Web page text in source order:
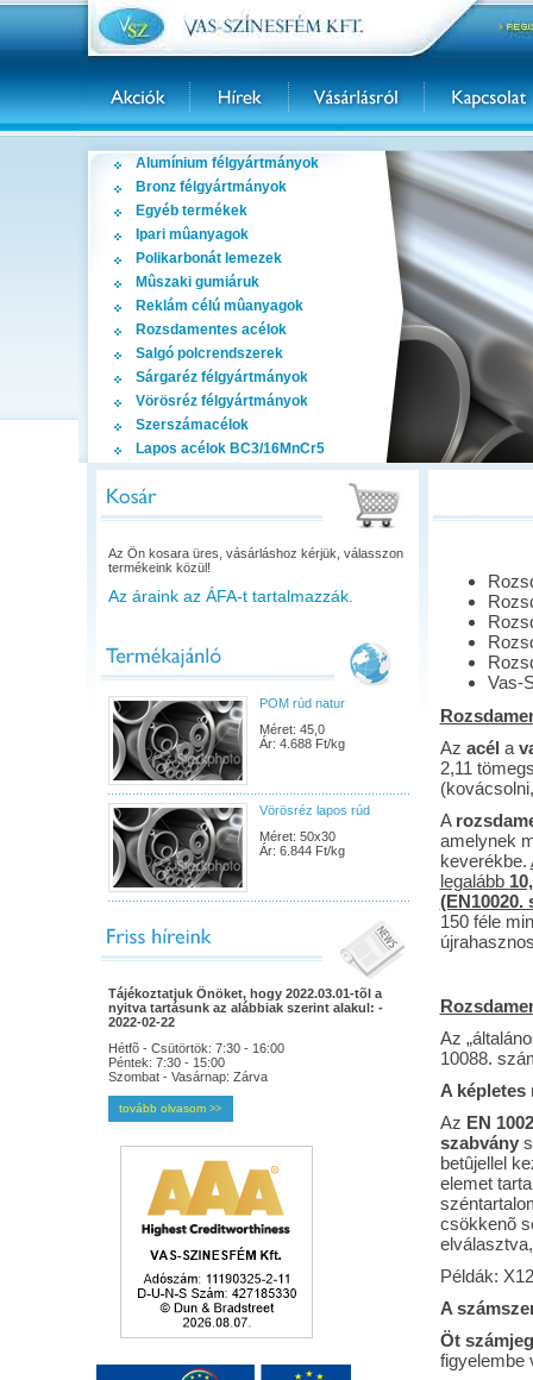
Alumínium félgyártmányok
Bronz félgyártmányok
Egyéb termékek
Ipari mûanyagok
Polikarbonát lemezek
Mûszaki gumiáruk
Reklám célú mûanyagok
Rozsdamentes acélok
Salgó polcrendszerek
Sárgaréz félgyártmányok
Vörösréz félgyártmányok
Szerszámacélok
Lapos acélok BC3/16MnCr5
Az Ön kosara üres, vásárláshoz kérjük, válasszon
termékeink közül!
Az áraink az ÁFA-t tartalmazzák.
POM rúd natur
Méret: 45,0
Ár: 4.688 Ft/kg
Vörösréz lapos rúd
Méret: 50x30
Ár: 6.844 Ft/kg
Tájékoztatjuk Önöket, hogy 2022.03.01-tõl a
nyitva tartásunk az alábbiak szerint alakul: -
2022-02-22
Hétfõ - Csütörtök: 7:30 - 16:00
Péntek: 7:30 - 15:00
Szombat - Vasárnap: Zárva
tovább olvasom >>
Vas-
Az acél a
2,11
A
amelynek
keverékbe.
legalább
(EN10020.
150 féle
Az
10088.
A képletes
Az EN
szabvány
betûjellel
elemet
csökkenõ
Példák:
A
Öt
figyelembe